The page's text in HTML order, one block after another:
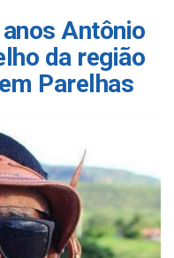
Antônio
da região
Parelhas